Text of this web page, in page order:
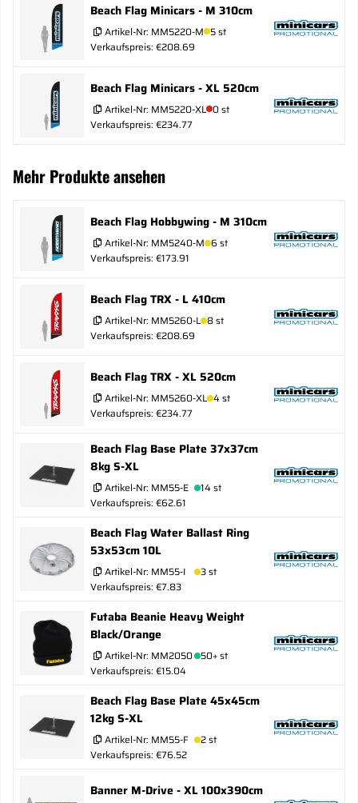
Beach Flag Minicars - M 310cm
Artikel-Nr: MM5220-M 5 st
Verkaufspreis: €208.69
Beach Flag Minicars - XL 520cm
Artikel-Nr: MM5220-XL 0 st
Verkaufspreis: €234.77
Mehr Produkte ansehen
Beach Flag Hobbywing - M 310cm
Artikel-Nr: MM5240-M 6 st
Verkaufspreis: €173.91
Beach Flag TRX - L 410cm
Artikel-Nr: MM5260-L 8 st
Verkaufspreis: €208.69
Beach Flag TRX - XL 520cm
Artikel-Nr: MM5260-XL 4 st
Verkaufspreis: €234.77
Beach Flag Base Plate 37x37cm
8kg S-XL
Artikel-Nr: MM55-E
14 st
Verkaufspreis: €62.61
Beach Flag Water Ballast Ring
53x53cm 10L
Artikel-Nr: MM55-I
3 st
Verkaufspreis: €7.83
Futaba Beanie Heavy Weight
Black/Orange
Artikel-Nr: MM2050 50+ st
Verkaufspreis: €15.04
Beach Flag Base Plate 45x45cm
12kg S-XL
Artikel-Nr: MM55-F
2 st
Verkaufspreis: €76.52
Banner M-Drive - XL 100x390cm